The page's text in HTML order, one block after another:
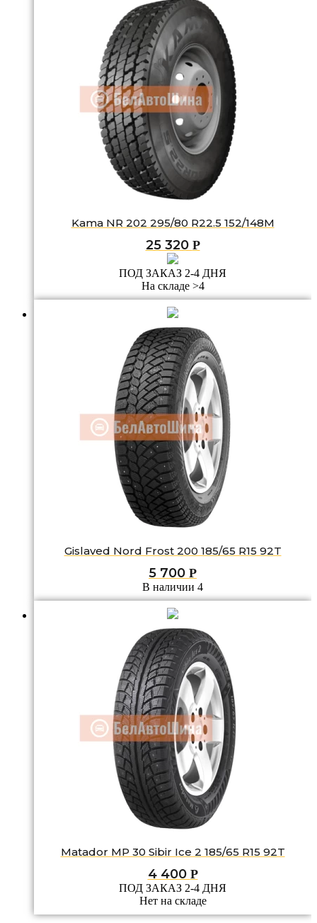
Kama NR 202 295/80 R22.5 152/148M
25 320 Р
ПОД ЗАКАЗ 2-4 ДНЯ
На складе >4
Gislaved Nord Frost 200 185/65 R15 92T
5 700 Р
В наличии 4
Matador MP 30 Sibir Ice 2 185/65 R15 92T
4 400 Р
ПОД ЗАКАЗ 2-4 ДНЯ
Нет на складе